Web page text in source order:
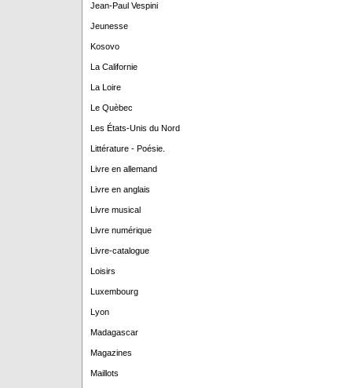
Jean-Paul Vespini
Jeunesse
Kosovo
La Californie
La Loire
Le Quèbec
Les États-Unis du Nord
Littérature - Poésie.
Livre en allemand
Livre en anglais
Livre musical
Livre numérique
Livre-catalogue
Loisirs
Luxembourg
Lyon
Madagascar
Magazines
Maillots